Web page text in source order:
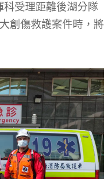
受理距離後湖分隊
創傷救護案件時，將